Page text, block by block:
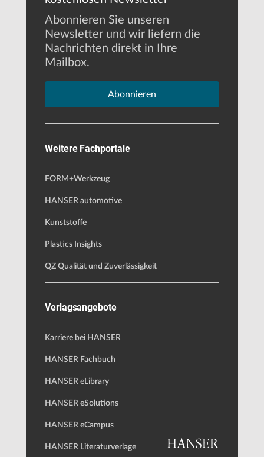
Abonnieren Sie unseren
Newsletter und wir liefern die
Nachrichten direkt in Ihre
Mailbox.
Abonnieren
Weitere Fachportale
FORM+Werkzeug
HANSER automotive
Kunststoffe
Plastics Insights
QZ Qualität und Zuverlässigkeit
Verlagsangebote
Karriere bei HANSER
HANSER Fachbuch
HANSER eLibrary
HANSER eSolutions
HANSER eCampus
HANSER Literaturverlage